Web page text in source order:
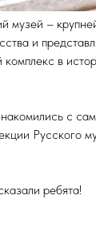
музей –
и
в
с
Русского
ребята!